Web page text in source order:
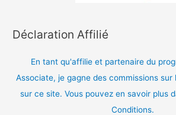
Déclaration Affilié
En tant qu'affilie et partenaire du
Associate, je gagne des commissions sur
sur ce site. Vous pouvez en savoir plus
Conditions.